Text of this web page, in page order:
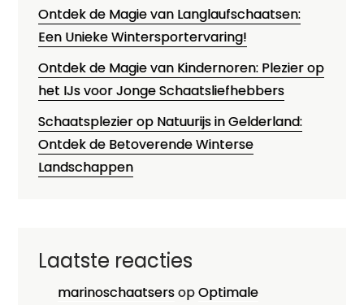
Ontdek de Magie van Langlaufschaatsen:
Een Unieke Wintersportervaring!
Ontdek de Magie van Kindernoren: Plezier op
het IJs voor Jonge Schaatsliefhebbers
Schaatsplezier op Natuurijs in Gelderland:
Ontdek de Betoverende Winterse
Landschappen
Laatste reacties
marinoschaatsersopOptimale